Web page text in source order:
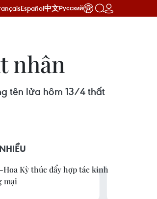
Español中文Русский
nhân
tên lửa hôm 13/4 thất
Hoa Kỳ thúc đẩy hợp tác kinh
mại